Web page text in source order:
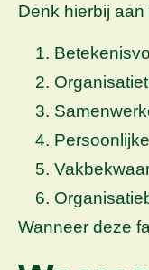
Denk hierbij
Wanneer deze